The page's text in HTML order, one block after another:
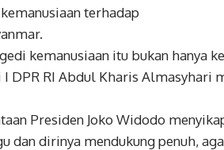
terhadap
kemanusiaan itu bukan hanya
I DPR RI Abdul Kharis Almasyhari
Presiden Joko Widodo
dan dirinya mendukung penuh,